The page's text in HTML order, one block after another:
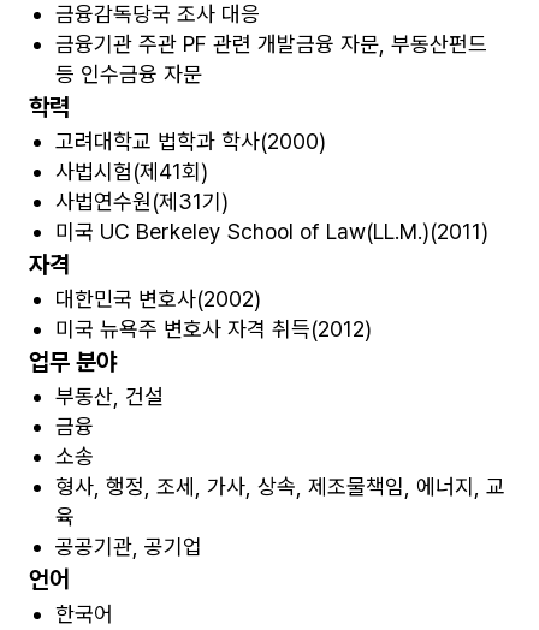
금융감독당국 조사 대응
금융기관 주관 PF 관련 개발금융 자문, 부동산펀드
등 인수금융 자문
학력
고려대학교 법학과 학사(2000)
사법시험(제41회)
사법연수원(제31기)
미국 UC Berkeley School of Law(LL.M.)(2011)
자격
대한민국 변호사(2002)
미국 뉴욕주 변호사 자격 취득(2012)
업무 분야
부동산, 건설
금융
소송
형사, 행정, 조세, 가사, 상속, 제조물책임, 에너지, 교
육
공공기관, 공기업
언어
한국어